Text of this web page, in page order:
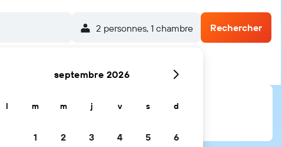
2 personnes, 1 chambre Rechercher
septembre 2026
l m m j v s d
1 2 3 4 5 6